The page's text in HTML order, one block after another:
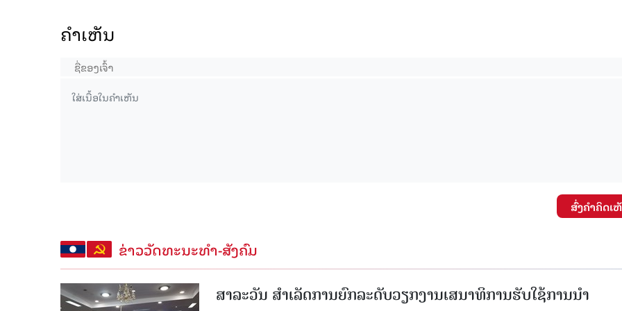
ຄໍາເຫັນ
ສົ່ງຄໍາຄິດເ
ຂ່າວວັດທະນະທຳ-ສັງຄົມ
ສາລະວັນ ສໍາເລັດການຍົກລະດັບວຽກງານເສນາທິການຮັບໃຊ້ການນໍາ